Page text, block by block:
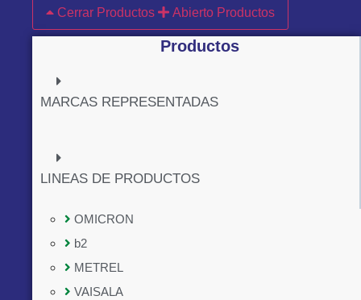
Cerrar Productos
Abierto Productos
Productos
MARCAS REPRESENTADAS
LINEAS DE PRODUCTOS
OMICRON
b2
METREL
VAISALA